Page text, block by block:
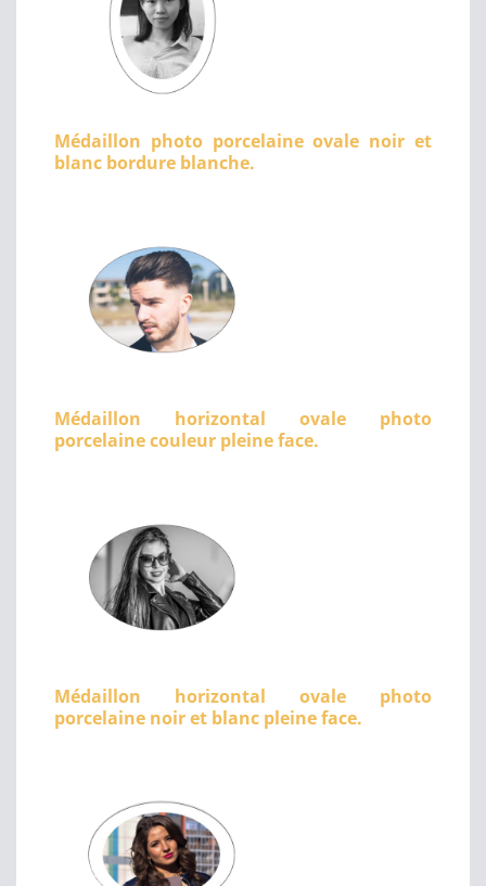
Médaillon photo porcelaine ovale noir et
blanc bordure blanche.
Médaillon horizontal ovale photo
porcelaine couleur pleine face.
Médaillon horizontal ovale photo
porcelaine noir et blanc pleine face.